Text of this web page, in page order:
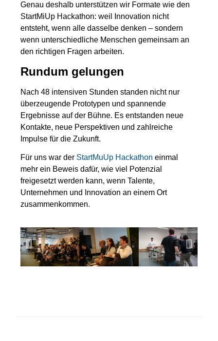
Genau deshalb unterstützen wir Formate wie den
StartMiUp Hackathon: weil Innovation nicht
entsteht, wenn alle dasselbe denken – sondern
wenn unterschiedliche Menschen gemeinsam an
den richtigen Fragen arbeiten.
Rundum gelungen
Nach 48 intensiven Stunden standen nicht nur
überzeugende Prototypen und spannende
Ergebnisse auf der Bühne. Es entstanden neue
Kontakte, neue Perspektiven und zahlreiche
Impulse für die Zukunft.
Für uns war der StartMuUp Hackathon einmal
mehr ein Beweis dafür, wie viel Potenzial
freigesetzt werden kann, wenn Talente,
Unternehmen und Innovation an einem Ort
zusammenkommen.